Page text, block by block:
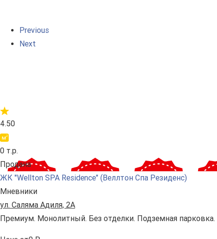
Previous
Next
4.50
0 т.р.
Продана
ЖК "Wellton SPA Residence" (Веллтон Спа Резиденс)
Мневники
ул. Саляма Адиля, 2А
Премиум. Монолитный. Без отделки. Подземная парковка.